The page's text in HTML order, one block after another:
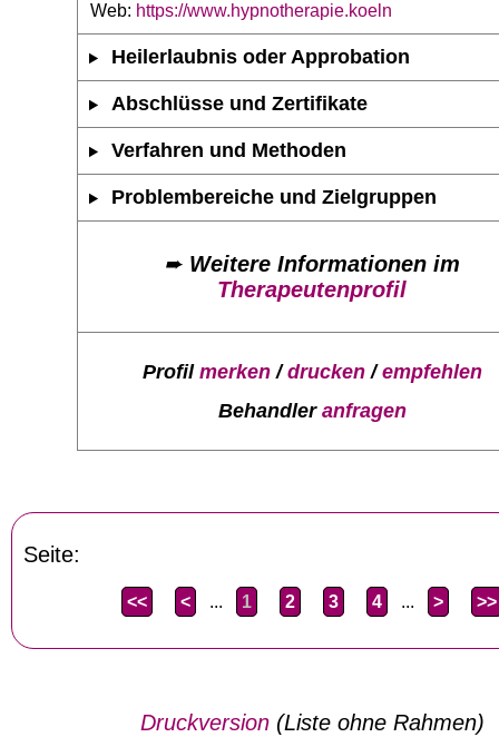
Web: https://www.hypnotherapie.koeln
Heilerlaubnis oder Approbation
Abschlüsse und Zertifikate
Verfahren und Methoden
Problembereiche und Zielgruppen
➨ Weitere Informationen im
Therapeutenprofil
Profil merken/drucken/empfehlen
Behandler anfragen
Seite:
<< < ... 1 2 3 4 ... > >>
Druckversion(Liste ohne Rahmen)